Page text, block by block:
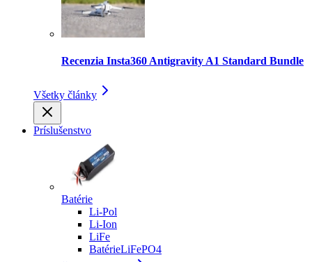
Recenzia Insta360 Antigravity A1 Standard Bundle
Všetky články
Príslušenstvo
Batérie
Li-Pol
Li-Ion
LiFe
BatérieLiFePO4